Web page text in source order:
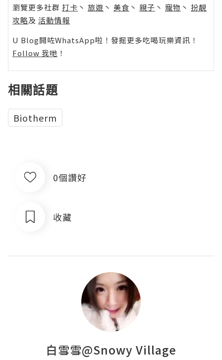
瀏覽更多社群 打卡 丶 旅遊 丶 美食 丶 親子 丶 寵物 丶 扮靚
攻略及 活動情報
U Blog開咗WhatsApp啦！發掘更多吃喝玩樂資訊！
Follow 我哋 ！
相關話題
Biotherm
0個讚好
收藏
白雪雪@Snowy Village